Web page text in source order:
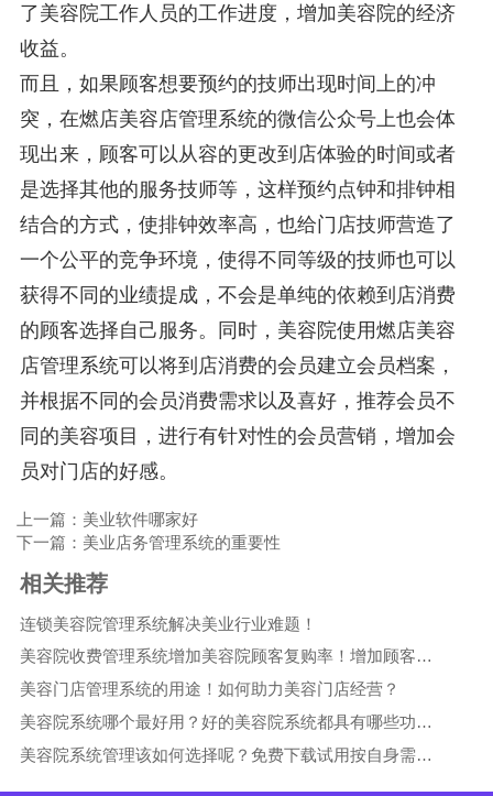
了美容院工作人员的工作进度，增加美容院的经济
收益。
而且，如果顾客想要预约的技师出现时间上的冲
突，在燃店美容店管理系统的微信公众号上也会体
现出来，顾客可以从容的更改到店体验的时间或者
是选择其他的服务技师等，这样预约点钟和排钟相
结合的方式，使排钟效率高，也给门店技师营造了
一个公平的竞争环境，使得不同等级的技师也可以
获得不同的业绩提成，不会是单纯的依赖到店消费
的顾客选择自己服务。同时，美容院使用燃店美容
店管理系统可以将到店消费的会员建立会员档案，
并根据不同的会员消费需求以及喜好，推荐会员不
同的美容项目，进行有针对性的会员营销，增加会
员对门店的好感。
上一篇：美业软件哪家好
下一篇：美业店务管理系统的重要性
相关推荐
连锁美容院管理系统解决美业行业难题！
美容院收费管理系统增加美容院顾客复购率！增加顾客消费水平！
美容门店管理系统的用途！如何助力美容门店经营？
美容院系统哪个最好用？好的美容院系统都具有哪些功能！
美容院系统管理该如何选择呢？免费下载试用按自身需求选择！